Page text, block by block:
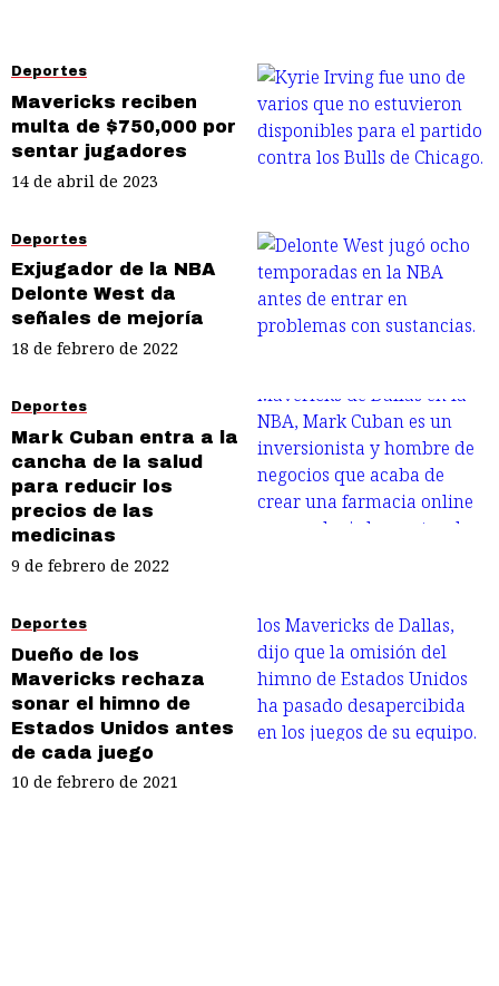
Deportes
Mavericks reciben
multa de $750,000 por
sentar jugadores
14 de abril de 2023
Deportes
Exjugador de la NBA
Delonte West da
señales de mejoría
18 de febrero de 2022
Deportes
Mark Cuban entra a la
cancha de la salud
para reducir los
precios de las
medicinas
9 de febrero de 2022
Deportes
Dueño de los
Mavericks rechaza
sonar el himno de
Estados Unidos antes
de cada juego
10 de febrero de 2021